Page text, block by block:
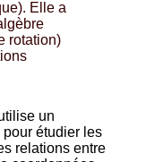
Elle a
rotation)
un
étudier les
relations entre